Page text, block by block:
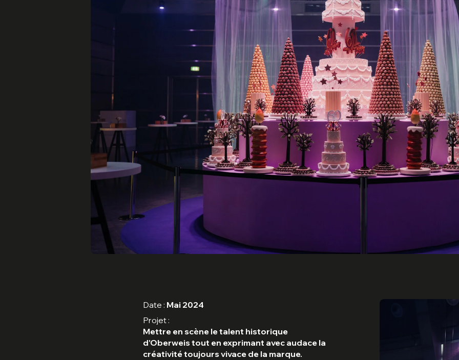
Date : Mai 2024
Projet :
Mettre en scène le talent historique
d'Oberweis tout en exprimant avec audace la
créativité toujours vivace de la marque.